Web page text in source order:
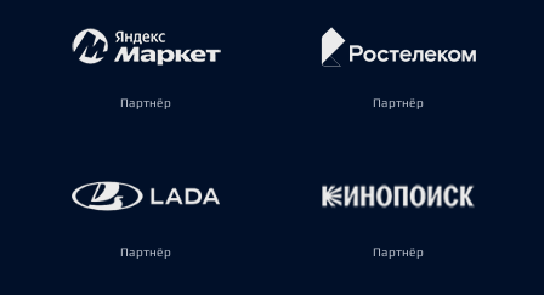
Партнёр Партнёр
Партнёр Партнёр